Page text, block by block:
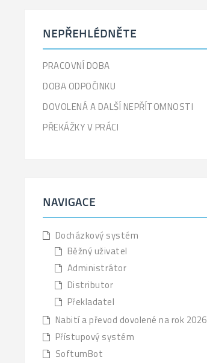
)
.
'
NEPŘEHLÉDNĚTE
PRACOVNÍ DOBA
DOBA ODPOČINKU
DOVOLENÁ A DALŠÍ NEPŘÍTOMNOSTI
PŘEKÁŽKY V PRÁCI
NAVIGACE
Docházkový systém
Běžný uživatel
Administrátor
Distributor
Překladatel
Nabití a převod dovolené na rok 2026
Přístupový systém
SoftumBot